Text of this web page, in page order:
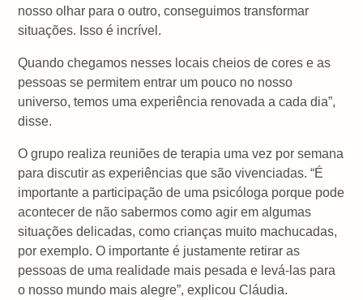
nosso olhar para o outro, conseguimos transformar
situações. Isso é incrível.
Quando chegamos nesses locais cheios de cores e as
pessoas se permitem entrar um pouco no nosso
universo, temos uma experiência renovada a cada dia”,
disse.
O grupo realiza reuniões de terapia uma vez por semana
para discutir as experiências que são vivenciadas. “É
importante a participação de uma psicóloga porque pode
acontecer de não sabermos como agir em algumas
situações delicadas, como crianças muito machucadas,
por exemplo. O importante é justamente retirar as
pessoas de uma realidade mais pesada e levá-las para
o nosso mundo mais alegre”, explicou Cláudia.